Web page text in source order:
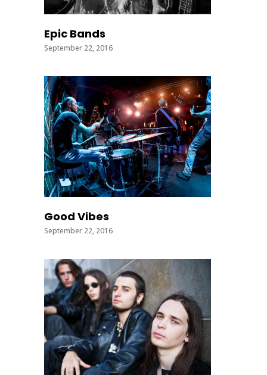
Epic Bands
September 22, 2016
Good Vibes
September 22, 2016